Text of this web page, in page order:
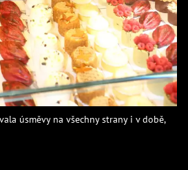
úsměvy na všechny strany i v době,